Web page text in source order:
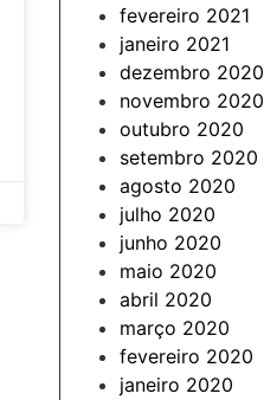
fevereiro 2021
janeiro 2021
dezembro 2020
novembro 2020
outubro 2020
setembro 2020
agosto 2020
julho 2020
junho 2020
maio 2020
abril 2020
março 2020
fevereiro 2020
janeiro 2020